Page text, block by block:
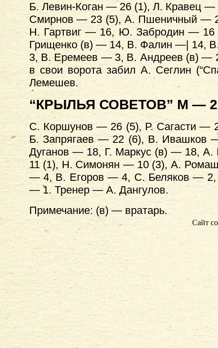
Б. Левин-Коган — 26 (1), Л. Кравец
Смирнов — 23 (5), А. Пшеничный —
Н. Гартвиг — 16, Ю. Забродин —
Грищенко (в) — 14, В. Фалин —| 14,
3, В. Еремеев — 3, В. Андреев (в) —
в свои ворота забил А. Сеглин
Лемешев.
“КРЫЛЬЯ СОВЕТОВ” М —
С. Коршунов — 26 (5), Р. Сагасти —
Б. Запрягаев — 22 (6), В. Ивашков
Дуганов — 18, Г. Маркус (в) — 18,
11 (1), Н. Симонян — 10 (3), А.
— 4, В. Егоров — 4, С. Беляков —
— 1. Тренер — А. Дангулов.
Примечание: (в) — вратарь.
Сайт